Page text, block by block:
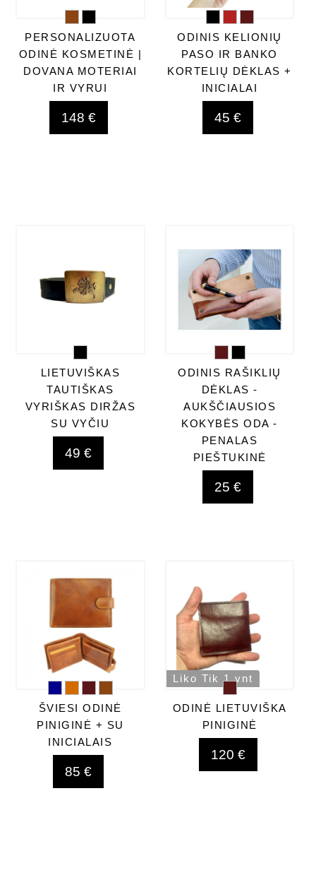
PERSONALIZUOTA
ODINĖ KOSMETINĖ |
DOVANA MOTERIAI
IR VYRUI
148 €
ODINIS KELIONIŲ
PASO IR BANKO
KORTELIŲ DĖKLAS +
INICIALAI
45 €
LIETUVIŠKAS
TAUTIŠKAS
VYRIŠKAS DIRŽAS
SU VYČIU
49 €
ODINIS RAŠIKLIŲ
DĖKLAS -
AUKŠČIAUSIOS
KOKYBĖS ODA -
PENALAS
PIEŠTUKINĖ
25 €
ŠVIESI ODINĖ
PINIGINĖ + SU
INICIALAIS
85 €
Liko Tik 1 vnt
ODINĖ LIETUVIŠKA
PINIGINĖ
120 €